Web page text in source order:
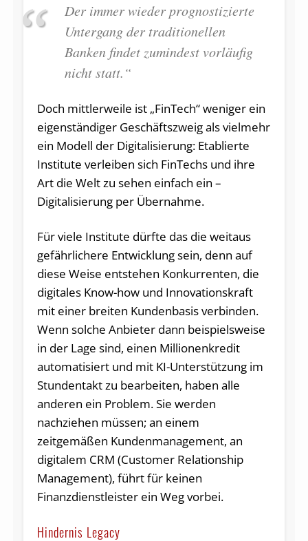
Der immer wieder prognostizierte
Untergang der traditionellen
Banken findet zumindest vorläufig
nicht statt.“
Doch mittlerweile ist „FinTech“ weniger ein
eigenständiger Geschäftszweig als vielmehr
ein Modell der Digitalisierung: Etablierte
Institute verleiben sich FinTechs und ihre
Art die Welt zu sehen einfach ein –
Digitalisierung per Übernahme.
Für viele Institute dürfte das die weitaus
gefährlichere Entwicklung sein, denn auf
diese Weise entstehen Konkurrenten, die
digitales Know-how und Innovationskraft
mit einer breiten Kundenbasis verbinden.
Wenn solche Anbieter dann beispielsweise
in der Lage sind, einen Millionenkredit
automatisiert und mit KI-Unterstützung im
Stundentakt zu bearbeiten, haben alle
anderen ein Problem. Sie werden
nachziehen müssen; an einem
zeitgemäßen Kundenmanagement, an
digitalem CRM (Customer Relationship
Management), führt für keinen
Finanzdienstleister ein Weg vorbei.
Hindernis Legacy